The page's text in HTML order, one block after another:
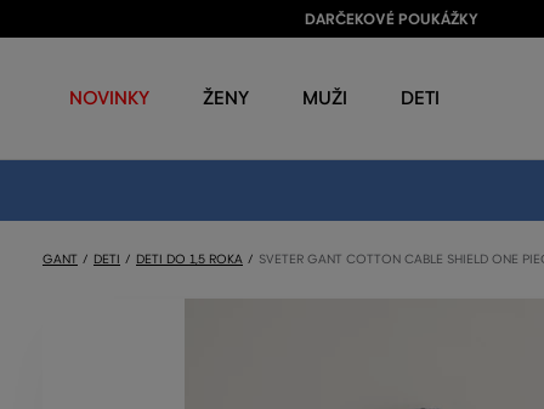
DARČEKOVÉ POUKÁŽKY
NOVINKY ŽENY MUŽI DETI
GANT DETI DETI DO 1,5 ROKA SVETER GANT COTTON CABLE SHIELD ONE